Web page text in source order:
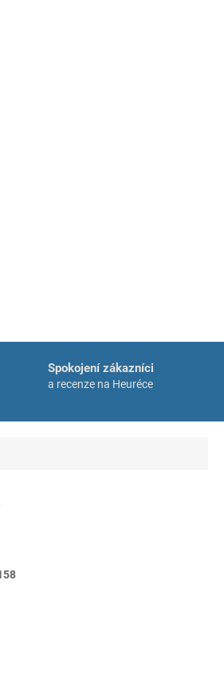
Spokojení zákazníci
a recenze na Heuréce